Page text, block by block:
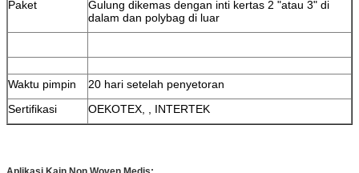
Paket
Gulung dikemas dengan inti kertas 2 "atau 3" di
dalam dan polybag di luar
Waktu pimpin
20 hari setelah penyetoran
Sertifikasi
OEKOTEX, , INTERTEK